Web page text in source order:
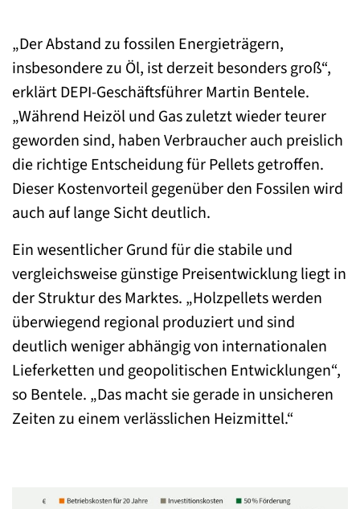
„Der Abstand zu fossilen Energieträgern,
insbesondere zu Öl, ist derzeit besonders groß“,
erklärt DEPI-Geschäftsführer Martin Bentele.
„Während Heizöl und Gas zuletzt wieder teurer
geworden sind, haben Verbraucher auch preislich
die richtige Entscheidung für Pellets getroffen.
Dieser Kostenvorteil gegenüber den Fossilen wird
auch auf lange Sicht deutlich.
Ein wesentlicher Grund für die stabile und
vergleichsweise günstige Preisentwicklung liegt in
der Struktur des Marktes. „Holzpellets werden
überwiegend regional produziert und sind
deutlich weniger abhängig von internationalen
Lieferketten und geopolitischen Entwicklungen“,
so Bentele. „Das macht sie gerade in unsicheren
Zeiten zu einem verlässlichen Heizmittel.“